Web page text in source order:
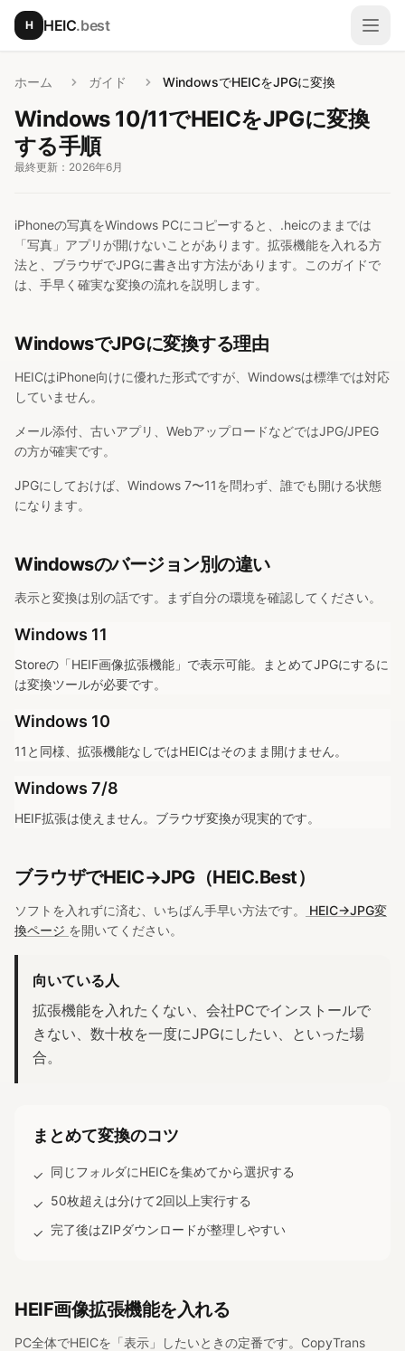
メインコンテンツへスキップ
H HEIC.best
メニ
ホーム ガイド WindowsでHEICをJPGに変換
Windows 10/11でHEICをJPGに変換
する手順
最終更新：2026年6月
iPhoneの写真をWindows PCにコピーすると、.heicのままでは
「写真」アプリが開けないことがあります。拡張機能を入れる方
法と、ブラウザでJPGに書き出す方法があります。このガイドで
は、手早く確実な変換の流れを説明します。
WindowsでJPGに変換する理由
HEICはiPhone向けに優れた形式ですが、Windowsは標準では対応
していません。
メール添付、古いアプリ、WebアップロードなどではJPG/JPEG
の方が確実です。
JPGにしておけば、Windows 7〜11を問わず、誰でも開ける状態
になります。
Windowsのバージョン別の違い
表示と変換は別の話です。まず自分の環境を確認してください。
Windows 11
Storeの「HEIF画像拡張機能」で表示可能。まとめてJPGにするに
は変換ツールが必要です。
Windows 10
11と同様、拡張機能なしではHEICはそのまま開けません。
Windows 7/8
HEIF拡張は使えません。ブラウザ変換が現実的です。
ブラウザでHEIC→JPG（HEIC.Best）
ソフトを入れずに済む、いちばん手早い方法です。
HEIC→JPG変
換ページ を開いてください。
向いている人
拡張機能を入れたくない、会社PCでインストールで
きない、数十枚を一度にJPGにしたい、といった場
合。
まとめて変換のコツ
✓ 同じフォルダにHEICを集めてから選択する
✓ 50枚超えは分けて2回以上実行する
✓ 完了後はZIPダウンロードが整理しやすい
HEIF画像拡張機能を入れる
PC全体でHEICを「表示」したいときの定番です。CopyTrans